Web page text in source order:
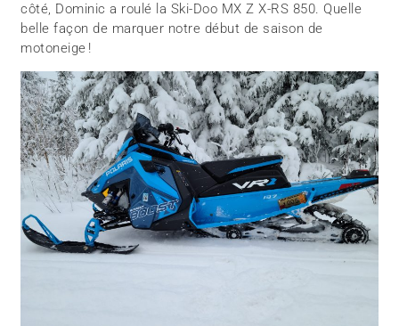
côté, Dominic a roulé la Ski-Doo MX Z X-RS 850. Quelle
belle façon de marquer notre début de saison de
motoneige !